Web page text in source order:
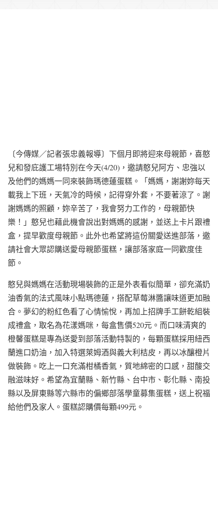
〔今傳媒／記者張忠義報導〕下個月即將迎來母親節，喜憨
兒和發庇護工場特別在今天(4/20)，邀請憨兒阿方、忠強以
及他們的媽媽一同來裝飾瑪德蓮蛋糕。「媽媽，謝謝妳每天
載我上下班，天氣冷的時候，記得穿外套，不要著涼了。謝
謝媽媽的照顧，妳辛苦了，我會努力工作的，母親節快
樂！」憨兒也藉此機會說出對媽媽的感謝，並送上卡片跟禮
盒，提早歡度母親節。此外也希望將這份關愛送進部落，邀
請社會大眾認購送愛母親節蛋糕，讓部落家庭一同歡度佳
節。
憨兒與媽媽在活動現場裝飾的正是外表看似簡單，卻充滿奶
油香氣的法式風味小點瑪德蓮，搭配草莓淋醬讓味道更加融
合。夢幻的粉紅色看了心情愉悅，再加上招牌手工餅乾組裝
成禮盒，取名為花漾媽咪，每盒售價520元。而口味清爽的
橙馨蛋糕是專為送愛到部落活動特製的，每顆蛋糕採用紐西
蘭進口奶油，加入特選萊姆酒與義大利桔皮，再以冰釀橙片
做裝飾。吃上一口充滿柑橘香氣，質地綿密的口感，甜酸交
融滋味好。希望為宜蘭縣、新竹縣、台中市、彰化縣、南投
縣以及屏東縣等六縣市的偏鄉部落學童募集蛋糕，送上祝福
給他們及家人。蛋糕認購價每顆499元。